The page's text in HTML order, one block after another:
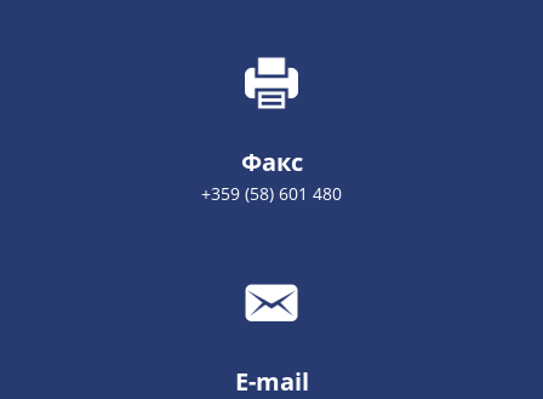
Факс
+359 (58) 601 480
E-mail